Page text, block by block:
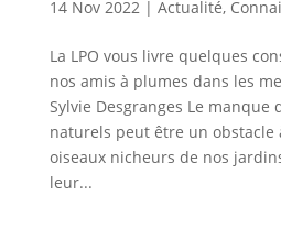
14 Nov 2022| Actualité,
La LPO vous livre quelques
nos amis à plumes dans les
Sylvie Desgranges Le
naturels peut être un obstacle
oiseaux nicheurs de nos
leur...